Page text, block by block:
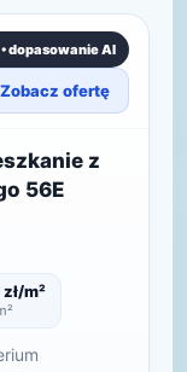
dopasowanie AI
Zobacz ofertę
z
56E
m²